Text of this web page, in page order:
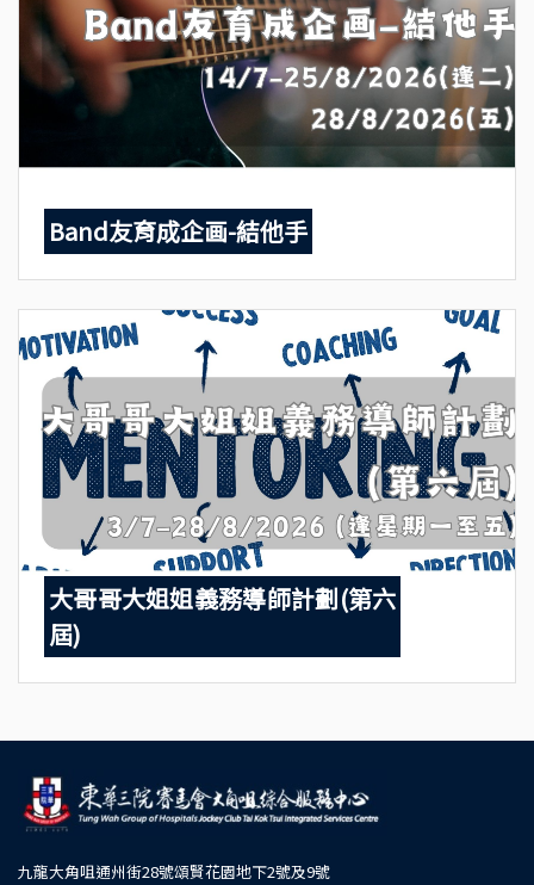
Band友育成企画-結他手
大哥哥大姐姐義務導師計劃(第六
屆)
九龍大角咀通州街28號頌賢花園地下2號及9號